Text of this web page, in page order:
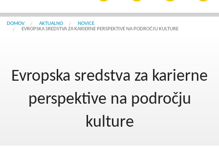
Aktualno
DOMOV AKTUALNO
NOVICE
EVROPSKA SREDSTVA ZA KARIERNE PERSPEKTIVE NA PODROČJU KULTURE
Evropska sredstva za karierne
perspektive na področju
kulture